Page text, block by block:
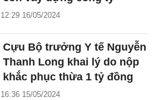
12:29 16/05/2024
Cựu Bộ trưởng Y tế Nguyễn
Thanh Long khai lý do nộp
khắc phục thừa 1 tỷ đồng
16:36 15/05/2024